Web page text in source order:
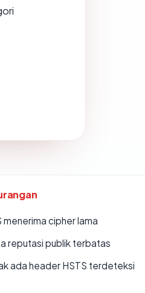
menerima cipher lama
reputasi publik terbatas
ada header HSTS terdeteksi